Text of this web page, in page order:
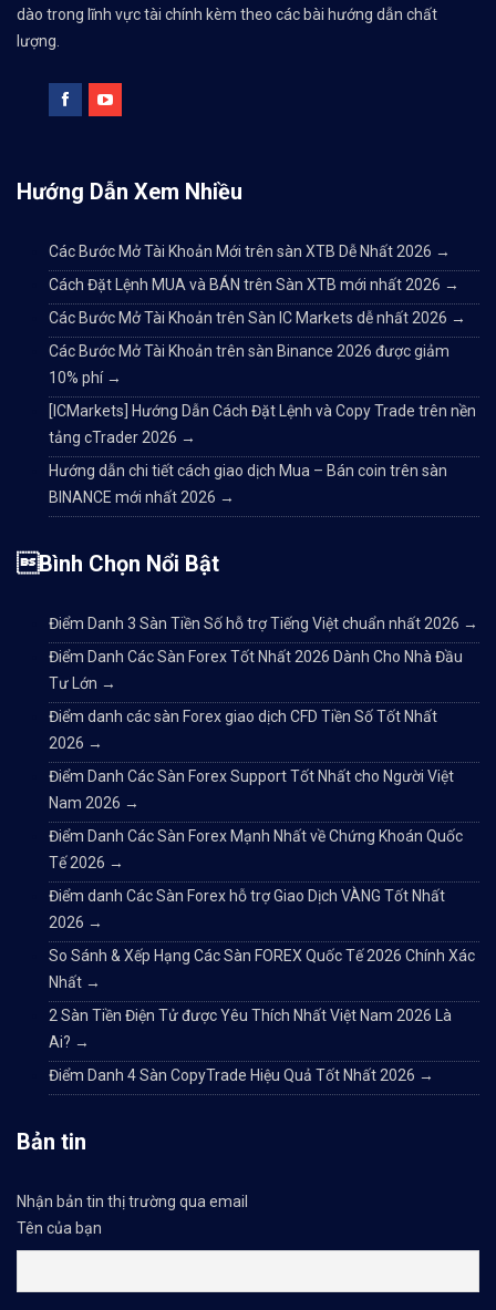
dào trong lĩnh vực tài chính kèm theo các bài hướng dẫn chất
lượng.
Hướng Dẫn Xem Nhiều
Các Bước Mở Tài Khoản Mới trên sàn XTB Dễ Nhất 2026 →
Cách Đặt Lệnh MUA và BÁN trên Sàn XTB mới nhất 2026 →
Các Bước Mở Tài Khoản trên Sàn IC Markets dễ nhất 2026 →
Các Bước Mở Tài Khoản trên sàn Binance 2026 được giảm
10% phí →
[ICMarkets] Hướng Dẫn Cách Đặt Lệnh và Copy Trade trên nền
tảng cTrader 2026 →
Hướng dẫn chi tiết cách giao dịch Mua – Bán coin trên sàn
BINANCE mới nhất 2026 →
Bình Chọn Nổi Bật
Điểm Danh 3 Sàn Tiền Số hỗ trợ Tiếng Việt chuẩn nhất 2026 →
Điểm Danh Các Sàn Forex Tốt Nhất 2026 Dành Cho Nhà Đầu
Tư Lớn →
Điểm danh các sàn Forex giao dịch CFD Tiền Số Tốt Nhất
2026 →
Điểm Danh Các Sàn Forex Support Tốt Nhất cho Người Việt
Nam 2026 →
Điểm Danh Các Sàn Forex Mạnh Nhất về Chứng Khoán Quốc
Tế 2026 →
Điểm danh Các Sàn Forex hỗ trợ Giao Dịch VÀNG Tốt Nhất
2026 →
So Sánh & Xếp Hạng Các Sàn FOREX Quốc Tế 2026 Chính Xác
Nhất →
2 Sàn Tiền Điện Tử được Yêu Thích Nhất Việt Nam 2026 Là
Ai? →
Điểm Danh 4 Sàn CopyTrade Hiệu Quả Tốt Nhất 2026 →
Bản tin
Nhận bản tin thị trường qua email
Tên của bạn